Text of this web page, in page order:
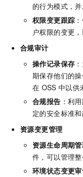
的行为模式，
权限变更跟踪
户权限的变更
合规审计
操作记录保存
期保存他们的
在 OSS 中以供
合规报告 ：利
定的安全标准和
资源变更管理
资源生命周期
件，可以管理整
环境状态变更